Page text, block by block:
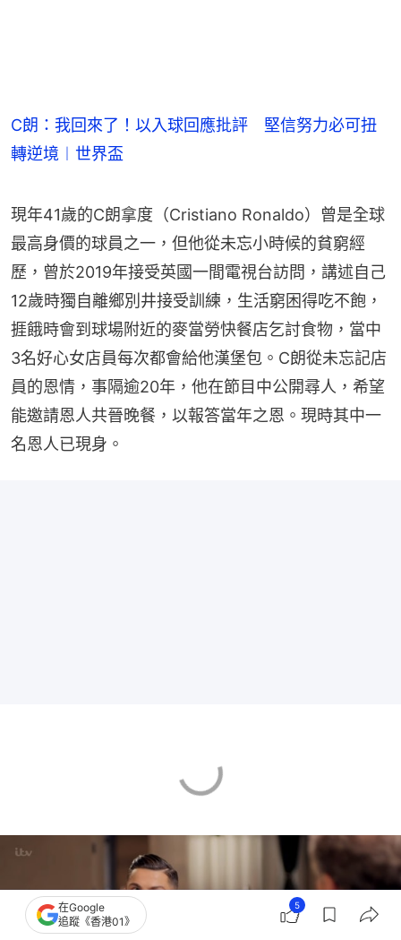
C朗：我回來了！以入球回應批評 堅信努力必可扭
轉逆境︱世界盃
現年41歲的C朗拿度（Cristiano Ronaldo）曾是全球
最高身價的球員之一，但他從未忘小時候的貧窮經
歷，曾於2019年接受英國一間電視台訪問，講述自己
12歲時獨自離鄉別井接受訓練，生活窮困得吃不飽，
捱餓時會到球場附近的麥當勞快餐店乞討食物，當中
3名好心女店員每次都會給他漢堡包。C朗從未忘記店
員的恩情，事隔逾20年，他在節目中公開尋人，希望
能邀請恩人共晉晚餐，以報答當年之恩。現時其中一
名恩人已現身。
在Google
追蹤《香港01》
5